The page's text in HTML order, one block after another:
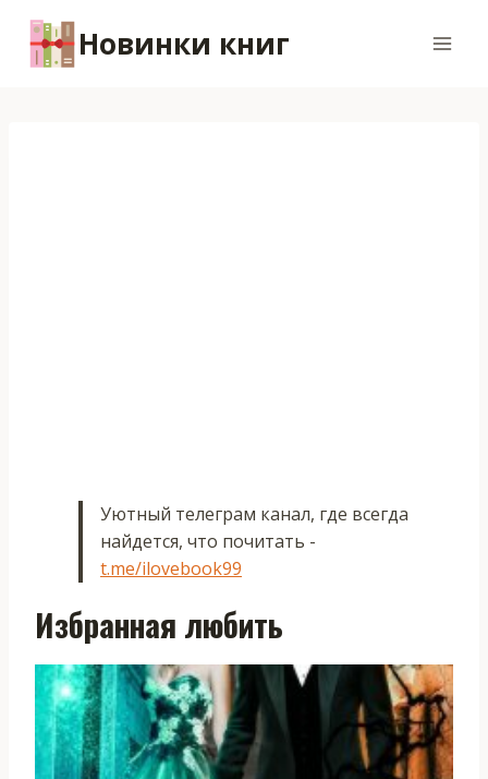
содержимому
Новинки книг
Уютный телеграм канал, где всегда
найдется, что почитать -
t.me/ilovebook99
Избранная любить